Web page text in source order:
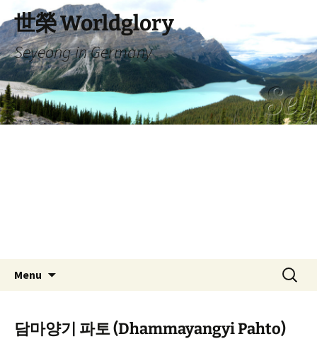
to
content
世榮 Worldglory
Seyeong in Germany
Menu
Search
for:
담마양기 파토 (Dhammayangyi Pahto)